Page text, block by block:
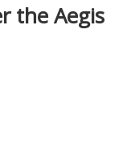
the Aegis